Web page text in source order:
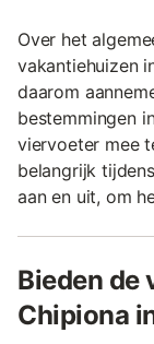
Over het
vakantiehuizen
daarom
bestemmingen
viervoeter mee
belangrijk
aan en uit, om
Bieden de
Chipiona